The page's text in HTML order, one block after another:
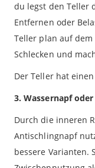
du legst den Teller
Entfernen oder
Teller plan auf
Schlecken und
Der Teller hat
3. Wassernapf
Durch die inneren
Antischlingnapf
bessere Varianten.